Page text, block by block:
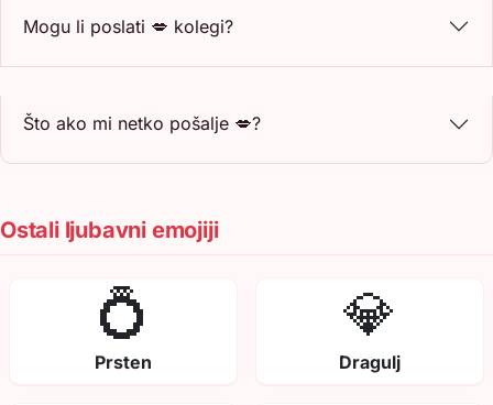
Mogu li poslati 💋 kolegi?
Što ako mi netko pošalje 💋?
Ostali ljubavni emojiji
💍
Prsten
💎
Dragulj